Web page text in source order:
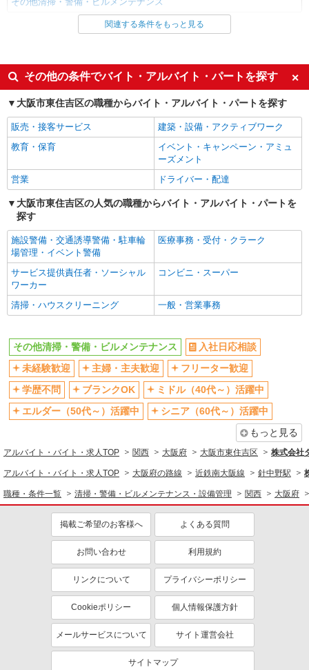
同じ雇用形態から針中野駅の求人を探す
同じ特徴から針中野駅の求人を探す
入社日応相談
未経験歓迎
主婦・主夫歓迎
フリーター歓迎
学歴不問
ブランクOK
エルダー（50代～）活躍中
シニア（60代～）活躍中
上場企業・上場企業のグループ会
社
扶養内勤務OK
副業・WワークOK
交通費支給
社会保険あり
制服貸与
同じ職種から求人を探す
清掃・警備・ビルメンテナンス・設備管理
未経験歓迎
ミドル（40代～）活躍中
上場企業・上場企業のグループ会
社
扶養内勤務OK
副業・WワークOK
交通費支給
社会保険あり
関連する条件をもっと見る
その他の条件でバイト・アルバイト・パートを探す
大阪市東住吉区の職種からバイト・アルバイト・パートを探す
販売・接客サービス
建築・設備・アクティブワーク
教育・保育
イベント・キャンペーン・アミュ
ーズメント
営業
ドライバー・配達
大阪市東住吉区の人気の職種からバイト・アルバイト・パートを
探す
施設警備・交通誘導警備・駐車輪
場管理・イベント警備
医療事務・受付・クラーク
サービス提供責任者・ソーシャル
ワーカー
コンビニ・スーパー
清掃・ハウスクリーニング 一般・営業事務
その他清掃・警備・ビルメンテナンス
入社日応相談
未経験歓迎
主婦・主夫歓迎
フリーター歓迎
学歴不問
ブランクOK
ミドル（40代～）活躍中
エルダー（50代～）活躍中
シニア（60代～）活躍中
もっと見る
アルバイト・バイト・求人TOP 関西 大阪府 大阪市東住吉区 株式会社
アルバイト・バイト・求人TOP 大阪府の路線 近鉄南大阪線 針中野駅
職種・条件一覧 清掃・警備・ビルメンテナンス・設備管理 関西 大阪府
掲載ご希望のお客様へ よくある質問
お問い合わせ 利用規約
リンクについて プライバシーポリシー
Cookieポリシー 個人情報保護方針
メールサービスについて サイト運営会社
サイトマップ